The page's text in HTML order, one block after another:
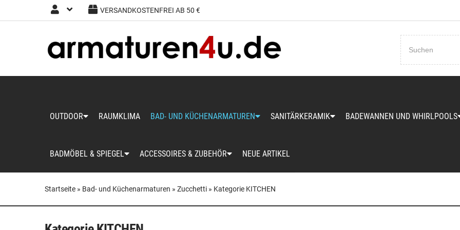
VERSANDKOSTENFREI AB 50 €
OUTDOOR RAUMKLIMA BAD- UND KÜCHENARMATUREN SANITÄRKERAMIK BADEWANNEN UND WHIRLPOOLS
BADMÖBEL & SPIEGEL ACCESSOIRES & ZUBEHÖR NEUE ARTIKEL
Startseite » Bad- und Küchenarmaturen » Zucchetti » Kategorie KITCHEN